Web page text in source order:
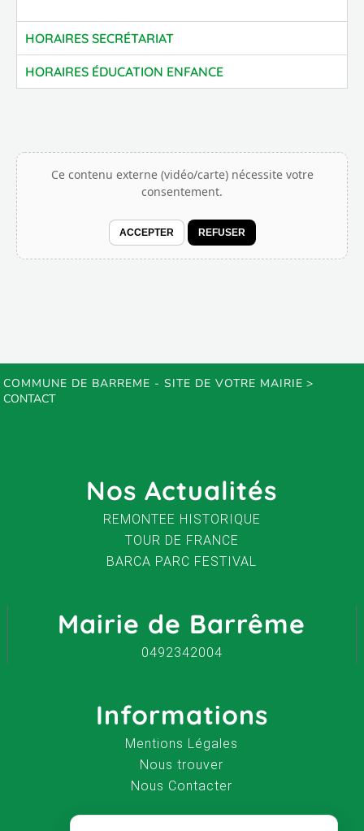
HORAIRES SECRÉTARIAT
HORAIRES ÉDUCATION ENFANCE
Ce contenu externe (vidéo/carte) nécessite votre
consentement.
ACCEPTER REFUSER
COMMUNE DE BARREME - SITE DE VOTRE MAIRIE >
CONTACT
Nos Actualités
REMONTEE HISTORIQUE
TOUR DE FRANCE
BARCA PARC FESTIVAL
Mairie de Barrême
0492342004
Informations
Mentions Légales
Nous trouver
Nous Contacter